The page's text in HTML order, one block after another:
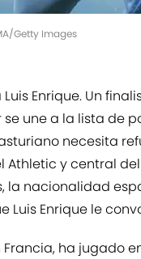
Getty Images
Enrique. Un
une a la lista de
necesita
Athletic y central del
la nacionalidad
Luis Enrique le
ha jugado